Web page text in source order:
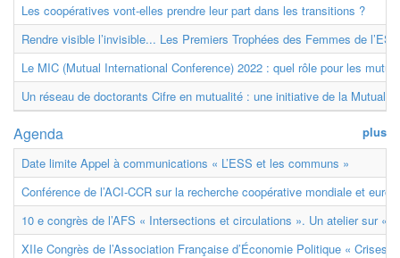
Les coopératives vont-elles prendre leur part dans les transitions ?
Rendre visible l’invisible... Les Premiers Trophées des Femmes de
Le MIC (Mutual International Conference) 2022 : quel rôle pour les
Un réseau de doctorants Cifre en mutualité : une initiative de la
plus
Agenda
Date limite Appel à communications « L’ESS et les communs »
Conférence de l’ACI-CCR sur la recherche coopérative mondiale et
10 e congrès de l’AFS « Intersections et circulations ». Un atelier sur «
XIIe Congrès de l’Association Française d’Économie Politique « Crises